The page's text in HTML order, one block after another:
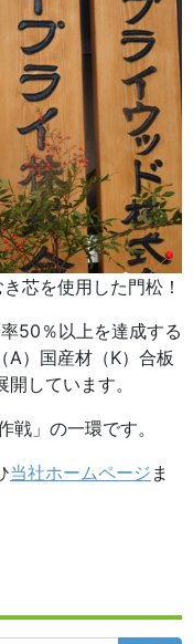
芯を使用した門松！
50％以上を達成する
A）国産材（K）合板
しています。
戦」の一環です。
当社ホームページ ま